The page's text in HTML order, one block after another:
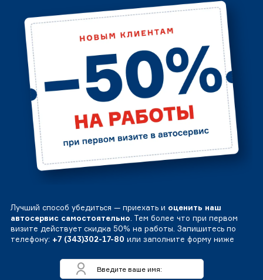
Лучший способ убедиться — приехать и оценить наш
автосервис самостоятельно. Тем более что при первом
визите действует скидка 50% на работы. Запишитесь по
телефону: +7 (343)302-17-80 или заполните форму ниже